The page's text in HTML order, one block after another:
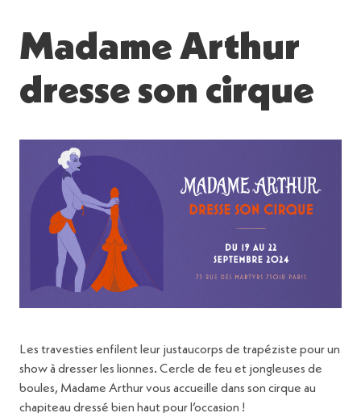
Madame Arthur
dresse son cirque
Les travesties enfilent leur justaucorps de trapéziste pour un
show à dresser les lionnes. Cercle de feu et jongleuses de
boules, Madame Arthur vous accueille dans son cirque au
chapiteau dressé bien haut pour l’occasion !